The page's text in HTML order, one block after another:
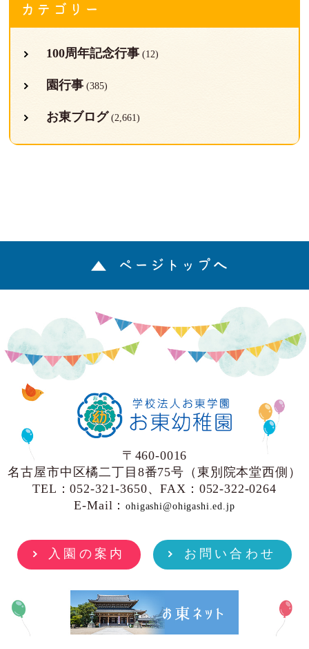
カテゴリー
100周年記念行事(12)
園行事(385)
お東ブログ (2,661)
ページトップへ
〒460-0016
名古屋市中区橘二丁目8番75号（東別院本堂西側）
TEL：052-321-3650、FAX：052-322-0264
E-Mail：ohigashi@ohigashi.ed.jp
入園の案内 お問い合わせ